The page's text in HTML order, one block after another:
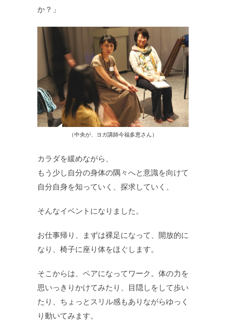
か？」
（中央が、ヨガ講師今福多恵さん）
カラダを緩めながら、
もう少し自分の身体の隅々へと意識を向けて
自分自身を知っていく、探求していく、
そんなイベントになりました。
お仕事帰り、まずは裸足になって、開放的に
なり、椅子に座り体をほぐします。
そこからは、ペアになってワーク。体の力を
思いっきりかけてみたり、目隠しをして歩い
たり、ちょっとスリル感もありながらゆっく
り動いてみます。